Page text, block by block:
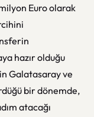
Euro olarak
hazır olduğu
Galatasaray ve
bir dönemde,
atacağı